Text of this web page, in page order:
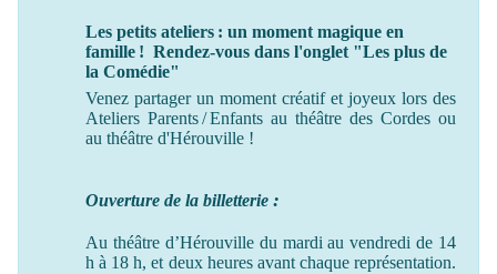
Les petits ateliers : un moment magique en
famille ! Rendez-vous dans l'onglet "Les plus de
la Comédie"
Venez partager un moment créatif et joyeux lors des
Ateliers Parents / Enfants au théâtre des Cordes ou
au théâtre d'Hérouville !
Ouverture de la billetterie :
Au théâtre d’Hérouville du mardi au vendredi de 14
h à 18 h, et deux heures avant chaque représentation.